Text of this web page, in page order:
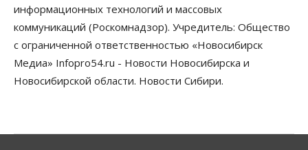
07 Августа 2026, 13:00
Власть
Школы, библиотеки, пешеходные тротуары:
депутаты Госдумы контролируют работы на
социальных объектах
07 Августа 2026, 12:35
Синоптики рассказали о погоде в Новосибирске
информационных технологий и массовых
коммуникаций (Роскомнадзор). Учредитель: Общество
с ограниченной ответственностью «Новосибирск
Медиа» Infopro54.ru - Новости Новосибирска и
Новосибирской области. Новости Сибири.